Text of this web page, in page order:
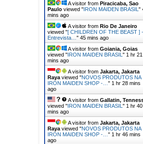
A visitor from Piracicaba, Sao
Paulo viewed " IRON MAIDEN BRASIL"
mins ago
A visitor from Rio De Janeiro
viewed "[ CHILDREN OF THE BEAST ] -
Entrevista…" 46 mins ago
A visitor from Goiania, Goias
viewed " IRON MAIDEN BRASIL" 1 hr 21
mins ago
A visitor from Jakarta, Jakarta
Rayaviewed "NOVOS PRODUTOS NA
IRON MAIDEN SHOP -…" 1 hr 28 mins
ago
A visitor from Gallatin,
viewed " IRON MAIDEN BRASIL" 1 hr 40
mins ago
A visitor from Jakarta, Jakarta
Rayaviewed "NOVOS PRODUTOS NA
IRON MAIDEN SHOP -…" 1 hr 46 mins
ago